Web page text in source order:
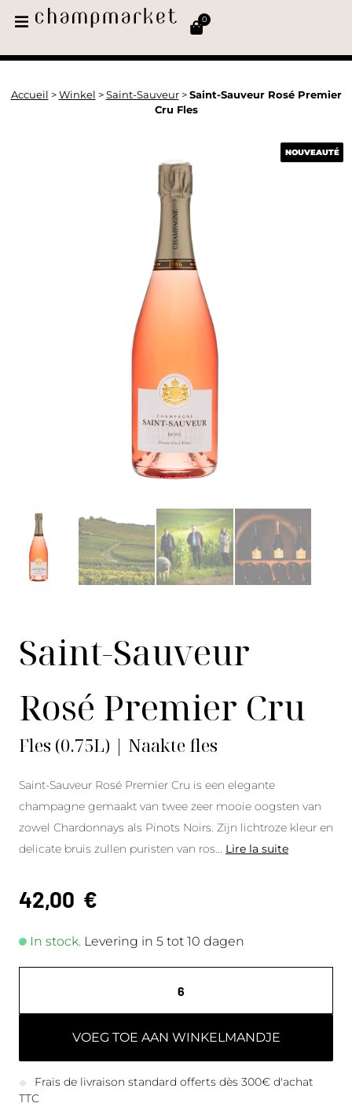
0
Accueil > Winkel > Saint-Sauveur> Saint-Sauveur Rosé Premier
Cru Fles
NOUVEAUTÉ
Saint-Sauveur
Rosé Premier Cru
Fles (0.75L) | Naakte fles
Saint-Sauveur Rosé Premier Cru is een elegante
champagne gemaakt van twee zeer mooie oogsten van
zowel Chardonnays als Pinots Noirs. Zijn lichtroze kleur en
delicate bruis zullen puristen van ros
Lire la suite
42,00 €
In stock. Levering in 5 tot 10 dagen
VOEG TOE AAN WINKELMANDJE
Frais de livraison standard offerts dès 300€ d'achat
TTC